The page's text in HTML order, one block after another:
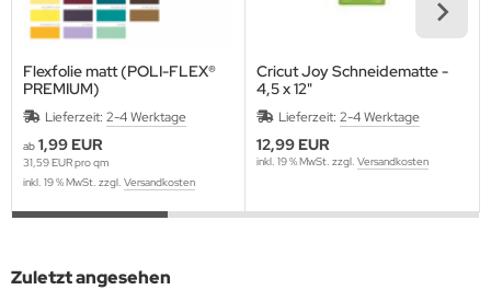
Flexfolie matt (POLI-FLEX®
PREMIUM)
Lieferzeit: 2-4 Werktage
ab 1,99 EUR
31,59 EUR pro qm
inkl. 19 % MwSt. zzgl. Versandkosten
Cricut Joy Schneidematte -
4,5 x 12"
Lieferzeit: 2-4 Werktage
12,99 EUR
inkl. 19 % MwSt. zzgl. Versandkosten
Zuletzt angesehen